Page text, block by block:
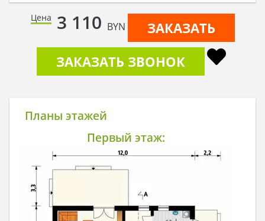
Цена 3 110 BYN
ЗАКАЗАТЬ
ЗАКАЗАТЬ ЗВОНОК
Планы этажей
Первый этаж: